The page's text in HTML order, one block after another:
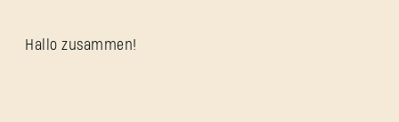
Hallo zusammen!